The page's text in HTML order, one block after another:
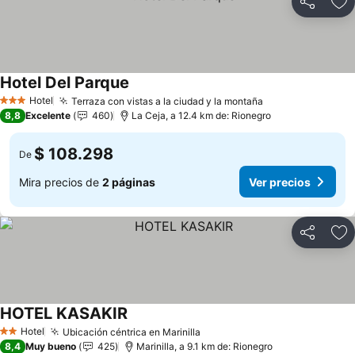
Compartir
3 Estrellas
Hotel Terraza con vistas a la ciudad y la montaña
Hotel Del Parque
8,8 Excelente 460 La Ceja, a 12.4 km de: Rionegro
De $ 108.298
Mira precios de 2 páginas Ver precios
Compartir
2 Estrellas
Hotel Ubicación céntrica en Marinilla
HOTEL KASAKIRVer precios
8,4 Muy bueno 425 Marinilla, a 9.1 km de: Rionegro